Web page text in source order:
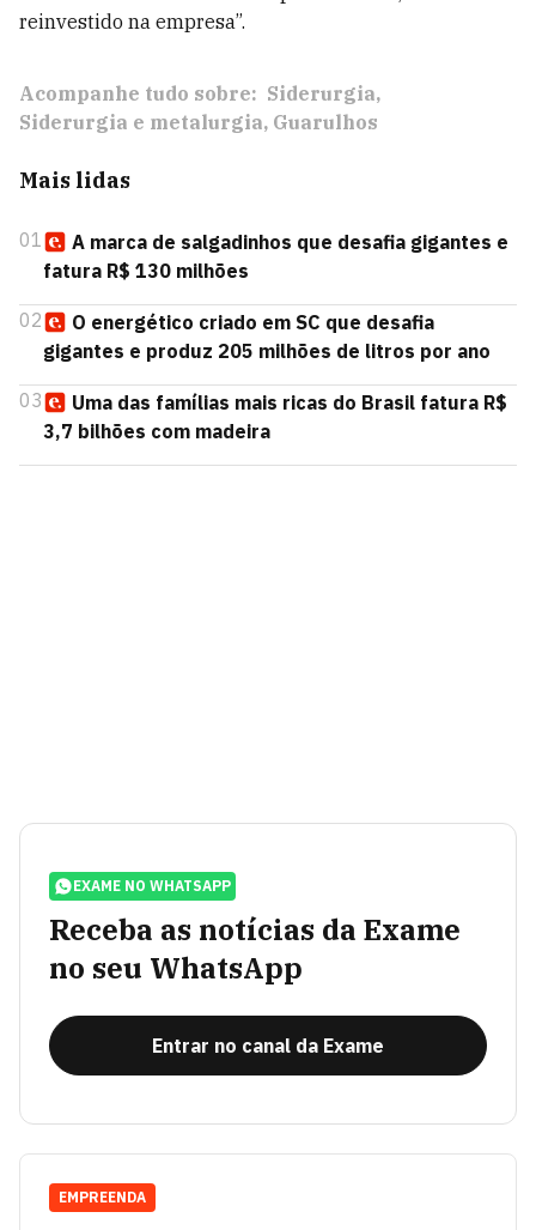
reinvestido na empresa”.
Acompanhe tudo sobre: Siderurgia
Siderurgia e metalurgia Guarulhos
Mais lidas
01
A marca de salgadinhos que desafia gigantes e
fatura R$ 130 milhões
02
O energético criado em SC que desafia
gigantes e produz 205 milhões de litros por ano
03
Uma das famílias mais ricas do Brasil fatura R$
3,7 bilhões com madeira
EXAME NO WHATSAPP
Receba as notícias da Exame
no seu WhatsApp
Entrar no canal da Exame
EMPREENDA